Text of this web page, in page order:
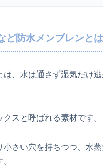
ど防水メンブレンと
は、水は通さず湿気だけ
スと呼ばれる素材です。
小さい穴を持ちつつ、水